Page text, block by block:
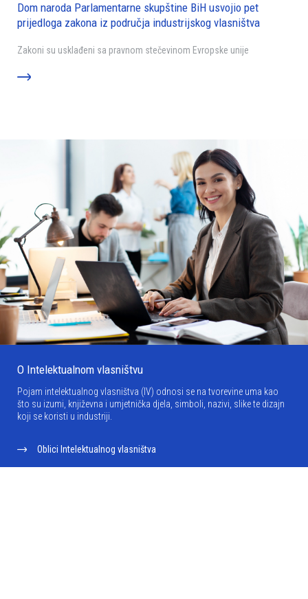
Dom naroda Parlamentarne skupštine BiH usvojio pet
prijedloga zakona iz područja industrijskog vlasništva
Zakoni su usklađeni sa pravnom stečevinom Evropske unije
O Intelektualnom vlasništvu
Pojam intelektualnog vlasništva (IV) odnosi se na tvorevine uma kao
što su izumi, književna i umjetnička djela, simboli, nazivi, slike te dizajn
koji se koristi u industriji.
Oblici Intelektualnog vlasništva